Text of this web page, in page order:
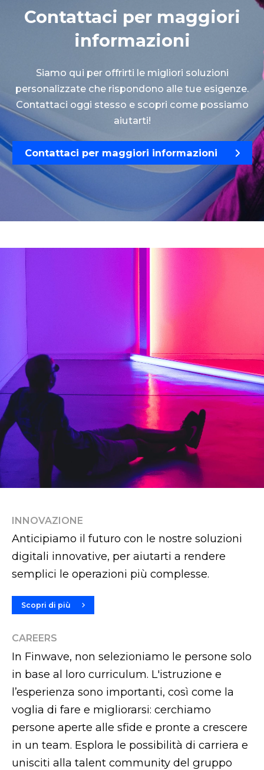
Contattaci per maggiori
informazioni
Siamo qui per offrirti le migliori soluzioni
personalizzate che rispondono alle tue esigenze.
Contattaci oggi stesso e scopri come possiamo
aiutarti!
Contattaci per maggiori informazioni
INNOVAZIONE
Anticipiamo il futuro con le nostre soluzioni
digitali innovative, per aiutarti a rendere
semplici le operazioni più complesse.
Scopri di più
CAREERS
In Finwave, non selezioniamo le persone solo
in base al loro curriculum. L'istruzione e
l’esperienza sono importanti, così come la
voglia di fare e migliorarsi: cerchiamo
persone aperte alle sfide e pronte a crescere
in un team. Esplora le possibilità di carriera e
unisciti alla talent community del gruppo